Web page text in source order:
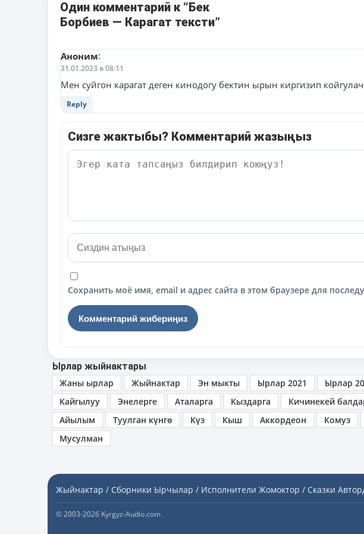
Один комментарий к “Бек
Борбиев — Карагат тексти”
Аноним:
31.01.2023 в 08:11
Мен суйгон карагат деген кинодогу бектин ырын киргизип
Reply
Сизге жактыбы? Комментарий жазыңыз
Сохранить моё имя, email и адрес сайта в этом браузере для
Ырлар жыйнактары
Жаны ырлар
Жыйнактар Эн мыкты Ырлар 2021 Ырлар
Кайгылуу
Энелерге Аталарга Кыздарга Кичинекей
Айылым
Туулган күнгө Күз Кыш Аккордеон Комуз
Мусулман
Жыйнактар / Сборники Ырчылар / Исполнители Жомоктор / Сказки
© 2003-2026 Kyrgyz-Audio.com